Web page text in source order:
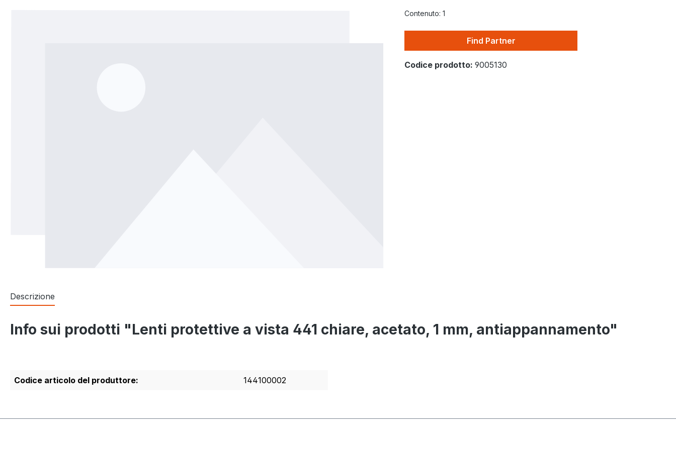
Contenuto: 1
Find Partner
Codice prodotto: 9005130
Descrizione
Info sui prodotti "Lenti protettive a vista 441 chiare, acetato, 1 mm, antiappannamento"
Codice articolo del produttore: 144100002